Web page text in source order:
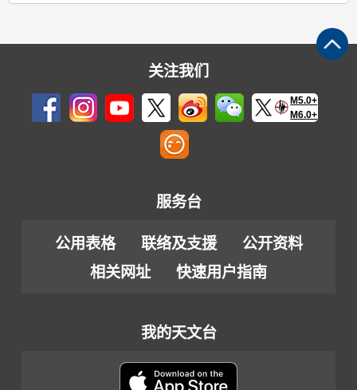
关注我们
M5.0+
M6.0+
服务台
公用表格 联络及支援
公开资料
相关网址
快速用户指南
我的天文台